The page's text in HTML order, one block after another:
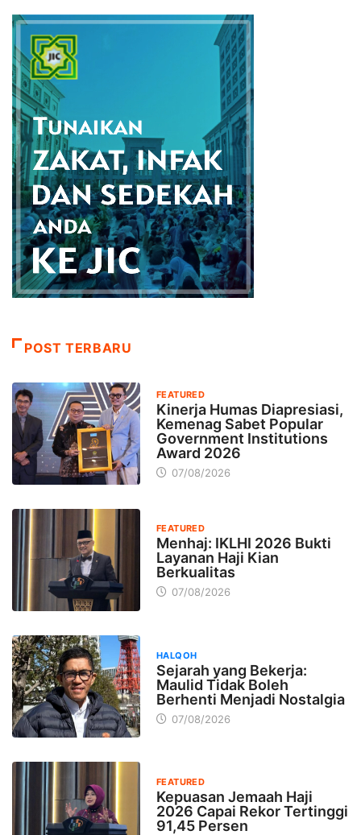
POST TERBARU
FEATURED
Kinerja Humas Diapresiasi,
Kemenag Sabet Popular
Government Institutions
Award 2026
07/08/2026
FEATURED
Menhaj: IKLHI 2026 Bukti
Layanan Haji Kian
Berkualitas
07/08/2026
HALQOH
Sejarah yang Bekerja:
Maulid Tidak Boleh
Berhenti Menjadi Nostalgia
07/08/2026
FEATURED
Kepuasan Jemaah Haji
2026 Capai Rekor Tertinggi
91,45 Persen